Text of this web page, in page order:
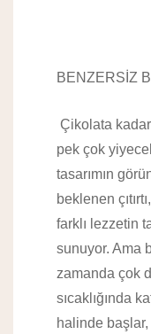
BENZERSİZ
Çikolata
pek çok
tasarımın
beklenen
farklı lezzetin
sunuyor. Ama
zamanda çok
sıcaklığında
halinde başlar,